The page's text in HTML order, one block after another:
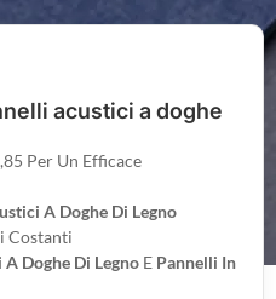
acustici a doghe
Per Un Efficace
A Doghe Di Legno
Costanti
A Doghe Di Legno E Pannelli In